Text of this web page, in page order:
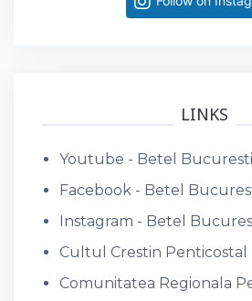
LINKS
Youtube - Betel Bucuresti
Facebook - Betel
Instagram - Betel
Cultul Crestin Penticostal
Comunitatea Regionala